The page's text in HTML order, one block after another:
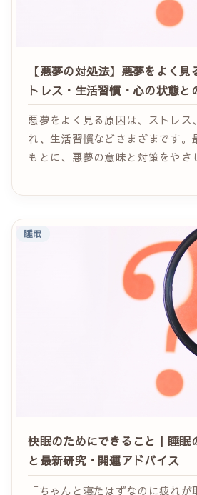
【悪夢の対処法】悪夢をよく
トレス・生活習慣・心の状態と
悪夢をよく見る原因は、ストレス
れ、生活習慣などさまざまです。
もとに、悪夢の意味と対策をやさ
考察とスピリチュアルな見方の両
開運につなげるヒントをお届けし
睡眠
快眠のためにできること｜睡眠
と最新研究・開運アドバイス
「ちゃんと寝たはずなのに疲れ